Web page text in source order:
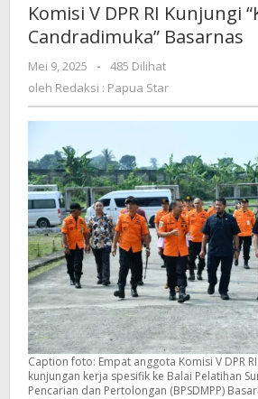
RI
Kunjungi
Komisi V DPR RI Kunjungi
Candradimuka” Basarnas
Mei 9, 2025
oleh
Redaksi
-
485 Dilihat
oleh Redaksi : Papua Star
Caption foto: Empat anggota Komisi V DPR
kunjungan kerja spesifik ke Balai Pelatihan
Pencarian dan Pertolongan (BPSDMPP)